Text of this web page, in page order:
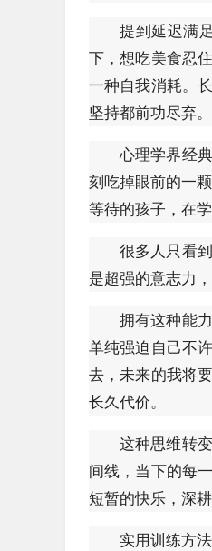
提到延迟满
下，想吃美食忍
一种自我消耗。
坚持都前功尽弃。
心理学界经
刻吃掉眼前的一
等待的孩子，在
很多人只看
是超强的意志力
拥有这种能
单纯强迫自己不
去，未来的我将
长久代价。
这种思维转
间线，当下的每
短暂的快乐，深
实用训练方法